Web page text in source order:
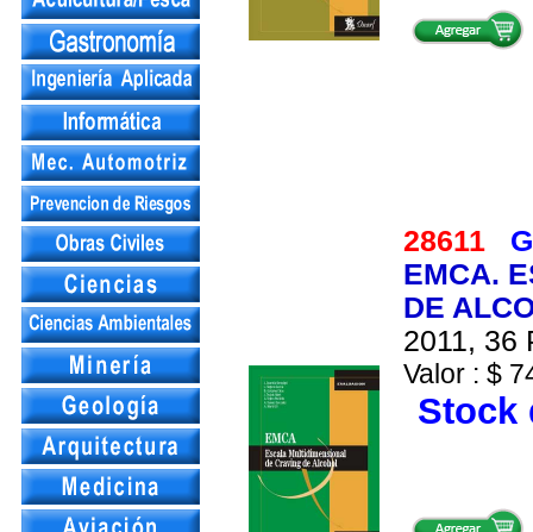
28611
EMCA.
DE
2011, 36
Valor : $
Stock